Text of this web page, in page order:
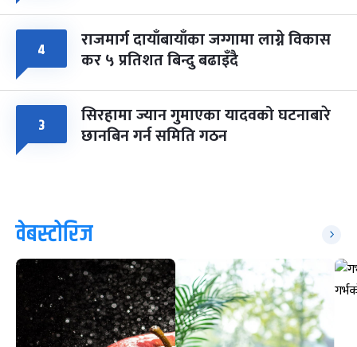
४ राजमार्ग दायाँबायाँका जग्गामा लाग्ने विकास
कर ५ प्रतिशत बिन्दु बढाइँदै
३ सिरहामा ज्यान गुमाएका यादवको घटनाबारे
छानबिन गर्न समिति गठन
वेबस्टोरिज